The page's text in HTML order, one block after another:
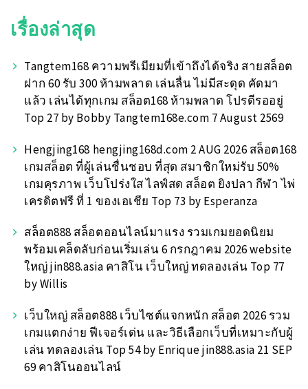
เรื่องล่าสุด
Tangtem168 ความพรีเมียมที่เข้าถึงได้จริง สายสล็อต
ฝาก 60 รับ 300 ห้ามพลาด เล่นลื่น ไม่มีสะดุด คัดมา
แล้ว เล่นได้ทุกเกม สล็อต168 ห้ามพลาด โปรดีรออยู่
Top 27 by Bobby Tangtem168e.com 7 August 2569
Hengjing168 hengjing168d.com 2 AUG 2026 สล็อต168
เกมสล็อต ที่ผู้เล่นชื่นชอบ ที่สุด สมาชิกใหม่รับ 50%
เกมคุรภาพ เว็บโปร่งใส ไลฟ์สด สล็อต ยิงปลา กีฬา ไพ่
เครดิตฟรี ที่ 1 ของเอเชีย Top 73 by Esperanza
สล็อต888 สล็อตออนไลน์มาแรง รวมเกมยอดนิยม
พร้อมเคล็ดลับก่อนเริ่มเล่น 6 กรกฎาคม 2026 website
ใหญ่ jin888.asia คาสิโน เว็บใหญ่ ทดลองเล่น Top 77
by Willis
เว็บใหญ่ สล็อต888 เว็บไซต์แจกหนัก สล็อต 2026 รวม
เกมแตกง่าย ฟีเจอร์เด่น และวิธีเลือกเว็บที่เหมาะกับผู้
เล่น ทดลองเล่น Top 54 by Enrique jin888.asia 21 SEP
69 คาสิโนออนไลน์